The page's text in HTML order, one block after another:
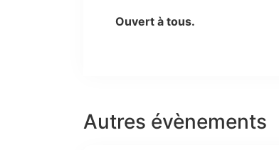
Ouvert à tous.
Autres évènements